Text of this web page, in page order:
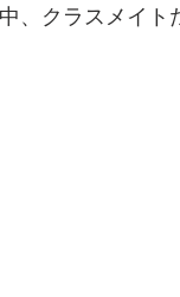
、クラスメイ